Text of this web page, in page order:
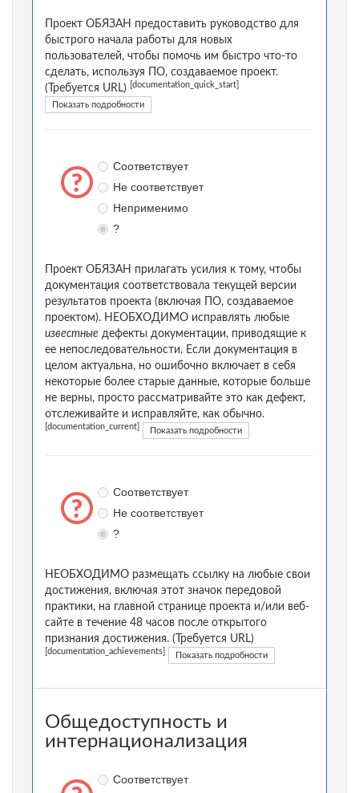
Проект ОБЯЗАН предоставить руководство для
быстрого начала работы для новых
пользователей, чтобы помочь им быстро что-то
сделать, используя ПО, создаваемое проект.
(Требуется URL)
[documentation_quick_start]
Показать подробности
Соответствует
Не соответствует
Неприменимо
?
Проект ОБЯЗАН прилагать усилия к тому, чтобы
документация соответствовала текущей версии
результатов проекта (включая ПО, создаваемое
проектом). НЕОБХОДИМО исправлять любые
известные дефекты документации, приводящие к
ее непоследовательности. Если документация в
целом актуальна, но ошибочно включает в себя
некоторые более старые данные, которые больше
не верны, просто рассматривайте это как дефект,
отслеживайте и исправляйте, как обычно.
[documentation_current] Показать подробности
Соответствует
Не соответствует
?
НЕОБХОДИМО размещать ссылку на любые свои
достижения, включая этот значок передовой
практики, на главной странице проекта и/или веб-
сайте в течение 48 часов после открытого
признания достижения. (Требуется URL)
[documentation_achievements] Показать подробности
Общедоступность и
интернационализация
Соответствует